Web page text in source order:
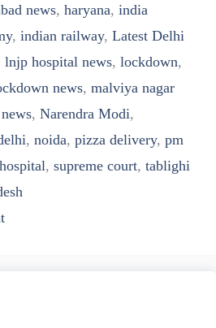
news, haryana, india
, indian railway, Latest Delhi
lnjp hospital news, lockdown,
news, malviya nagar
, Narendra Modi,
, noida, pizza delivery, pm
, supreme court, tablighi